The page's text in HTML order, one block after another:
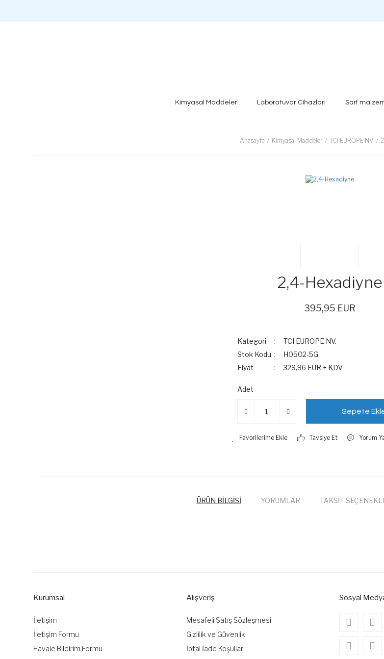
Kimyasal Maddeler Laboratuvar Cihazları Sarf
Anasayfa Kimyasal Maddeler TCI EUROPE NV.
2,4-Hexadiyne
395,95 EUR
Kategori
TCI EUROPE NV.
Stok Kodu
H0502-5G
Fiyat
329,96 EUR + KDV
Adet
Sepete
Tavsiye Et Yorum
ÜRÜN BİLGİSİ YORUMLAR TAKSİT
Ürün bilgilerinde hatalar bulunuyor.
Bu ürüne benzer farklı alternatifler olmalı.
Kurumsal
İletişim
İletişim Formu
Havale Bildirim Formu
Alışveriş
Mesafeli Satış Sözleşmesi
Gizlilik ve Güvenlik
İptal İade Koşullari
Sosyal